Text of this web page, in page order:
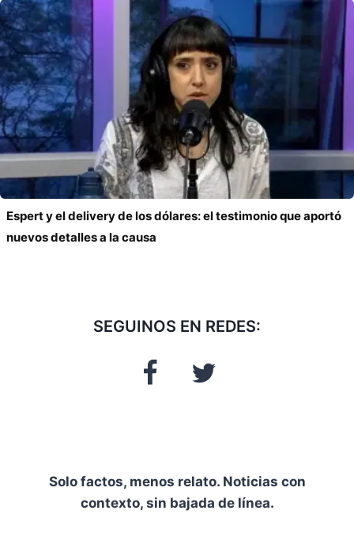
Espert y el delivery de los dólares: el testimonio que aportó
nuevos detalles a la causa
SEGUINOS EN REDES:
Solo factos, menos relato. Noticias con
contexto, sin bajada de línea.